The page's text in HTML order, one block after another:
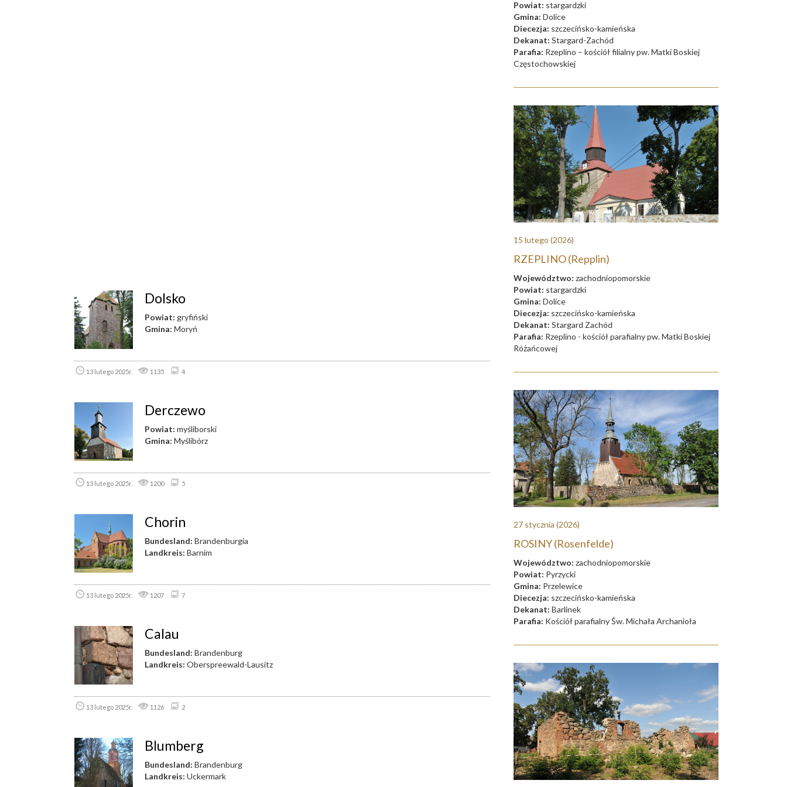
Dolsko
Powiat: gryfiński
Gmina: Moryń
13 lutego 2025r. 1135 4
Derczewo
Powiat: myśliborski
Gmina: Myślibórz
13 lutego 2025r. 1200 5
Chorin
Bundesland: Brandenburgia
Landkreis: Barnim
13 lutego 2025r. 1207 7
Calau
Bundesland: Brandenburg
Landkreis: Oberspreewald-Lausitz
13 lutego 2025r. 1126 2
Blumberg
Bundesland: Brandenburg
Landkreis: Uckermark
Powiat: stargardzki
Gmina: Dolice
Diecezja: szczecińsko-kamieńska
Dekanat: Stargard-Zachód
Parafia: Rzeplino – kościół filialny pw. Matki Boskiej
Częstochowskiej
15 lutego (2026)
RZEPLINO (Repplin)
Województwo: zachodniopomorskie
Powiat: stargardzki
Gmina: Dolice
Diecezja: szczecińsko-kamieńska
Dekanat: Stargard Zachód
Parafia: Rzeplino - kościół parafialny pw. Matki Boskiej
Różańcowej
27 stycznia (2026)
ROSINY (Rosenfelde)
Województwo: zachodniopomorskie
Powiat: Pyrzycki
Gmina: Przelewice
Diecezja: szczecińsko-kamieńska
Dekanat: Barlinek
Parafia: Kościół parafialny Św. Michała Archanioła